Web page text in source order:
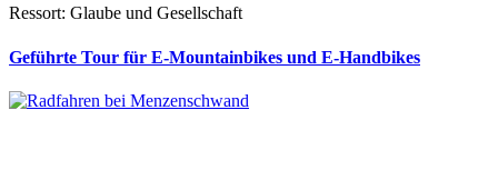
Ressort: Glaube und Gesellschaft
Geführte Tour für E-Mountainbikes und E-Handbikes